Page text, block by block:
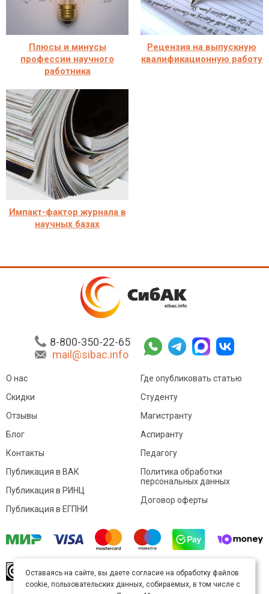
Плюсы и минусы
профессии научного
работника
Рецензия на выпускную
квалификационную работу
Импакт-фактор журнала в
научных базах
8-800-350-22-65
mail@sibac.info
О нас
Скидки
Отзывы
Блог
Контакты
Где опубликовать статью
Студенту
Магистранту
Аспиранту
Педагогу
Публикация в ВАК
Публикация в РИНЦ
Публикация в ЕГПНИ
Политика обработки
персональных данных
Договор оферты
произведение доступно полицензии Creative
Commons «Attribution» («Атрибуция») 4.0
Оставаясь на сайте, вы даете согласие на обработку файлов
cookie, пользовательских данных, собираемых, в том числе с